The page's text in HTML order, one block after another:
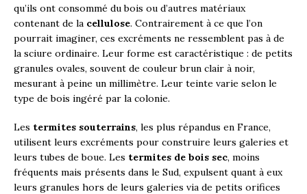
qu’ils ont consommé du bois ou d’autres matériaux
contenant de la cellulose. Contrairement à ce que l’on
pourrait imaginer, ces excréments ne ressemblent pas à de
la sciure ordinaire. Leur forme est caractéristique : de petits
granules ovales, souvent de couleur brun clair à noir,
mesurant à peine un millimètre. Leur teinte varie selon le
type de bois ingéré par la colonie.
Les termites souterrains, les plus répandus en France,
utilisent leurs excréments pour construire leurs galeries et
leurs tubes de boue. Les termites de bois sec, moins
fréquents mais présents dans le Sud, expulsent quant à eux
leurs granules hors de leurs galeries via de petits orifices